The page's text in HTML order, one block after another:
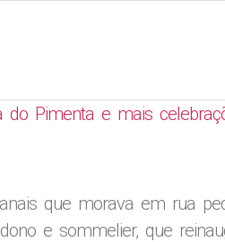
Pimenta e mais
que morava em rua
e sommelier, que